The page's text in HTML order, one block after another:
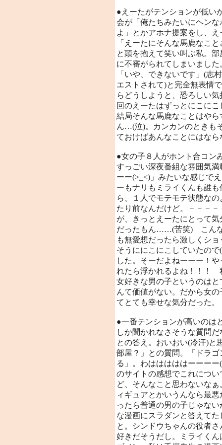
●えーたがテンションが低い
会が「俺たちみたいにヘン
よ」とかアホナ提案をし、
「えーたにそんな馬鹿なこ
と頭を抱えて笑い叫ぶ私。
に不審がられてしまいまし
「いや、できないです」(志
エストされて)と完全無表情
らどうしようと、恐ろしい
回のえーたはずっとにこに
結局そんな馬鹿なことはや
ん…(泣)。カンカンのときも
ておけばあんなことにはなら
●女の子８人がホント合コン
すっごい深夜番組な雰囲気
ーー(>_<)」みたいな感じで
ーもナリもミライくんも誰
ら、１人でモテモテ状態な
たり前なんだけど。－－－
が、きっとえーたにとって
だったもん……(苦笑) こんな
も無愛想だったら激しくシ
そうににこにこしていたの
した。そーだよねーーー！
れたら浮かれるよね！！！
女好きな男の子というのは
んて価値がない。だから女
てとても幸せな気分だった。
●一番テンションが高いのは
しか聞かれなさそうな質問
との答え。おいおい(冷汗)と
部屋？」との質問。「ドラ
る」。わはははははーーー
のサイトの感想でこれにつ
ど、そんなこと思わないな
ィギュアとかいうんなら最
ったら普通の男の子じゃな
な漫画にスラダンと答えて
と。シンドウちゃんの役者
好きだそうだし。ミライく